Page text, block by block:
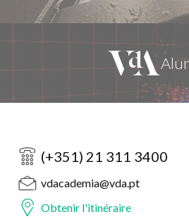
(+351) 21 311 3400
vdacademia@vda.pt
Obtenir l'itinéraire